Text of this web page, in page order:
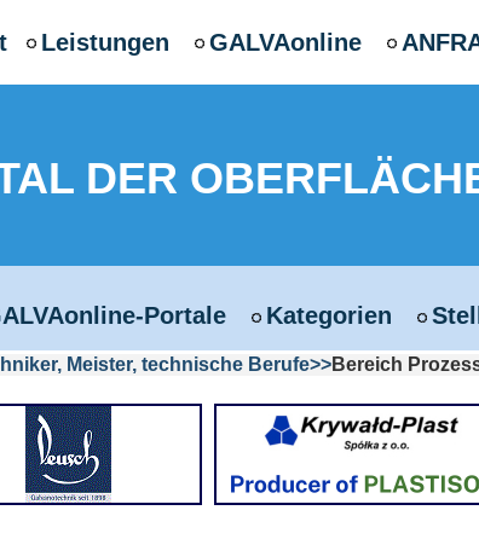
Leistungen GALVAonline
DER
Portale Kategorien
Meister, technische Berufe Bereich